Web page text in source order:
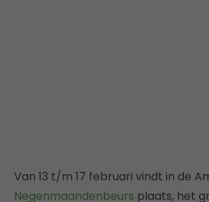
Van 13 t/m 17 februari vindt in de
Negenmaandenbeurs plaats, het